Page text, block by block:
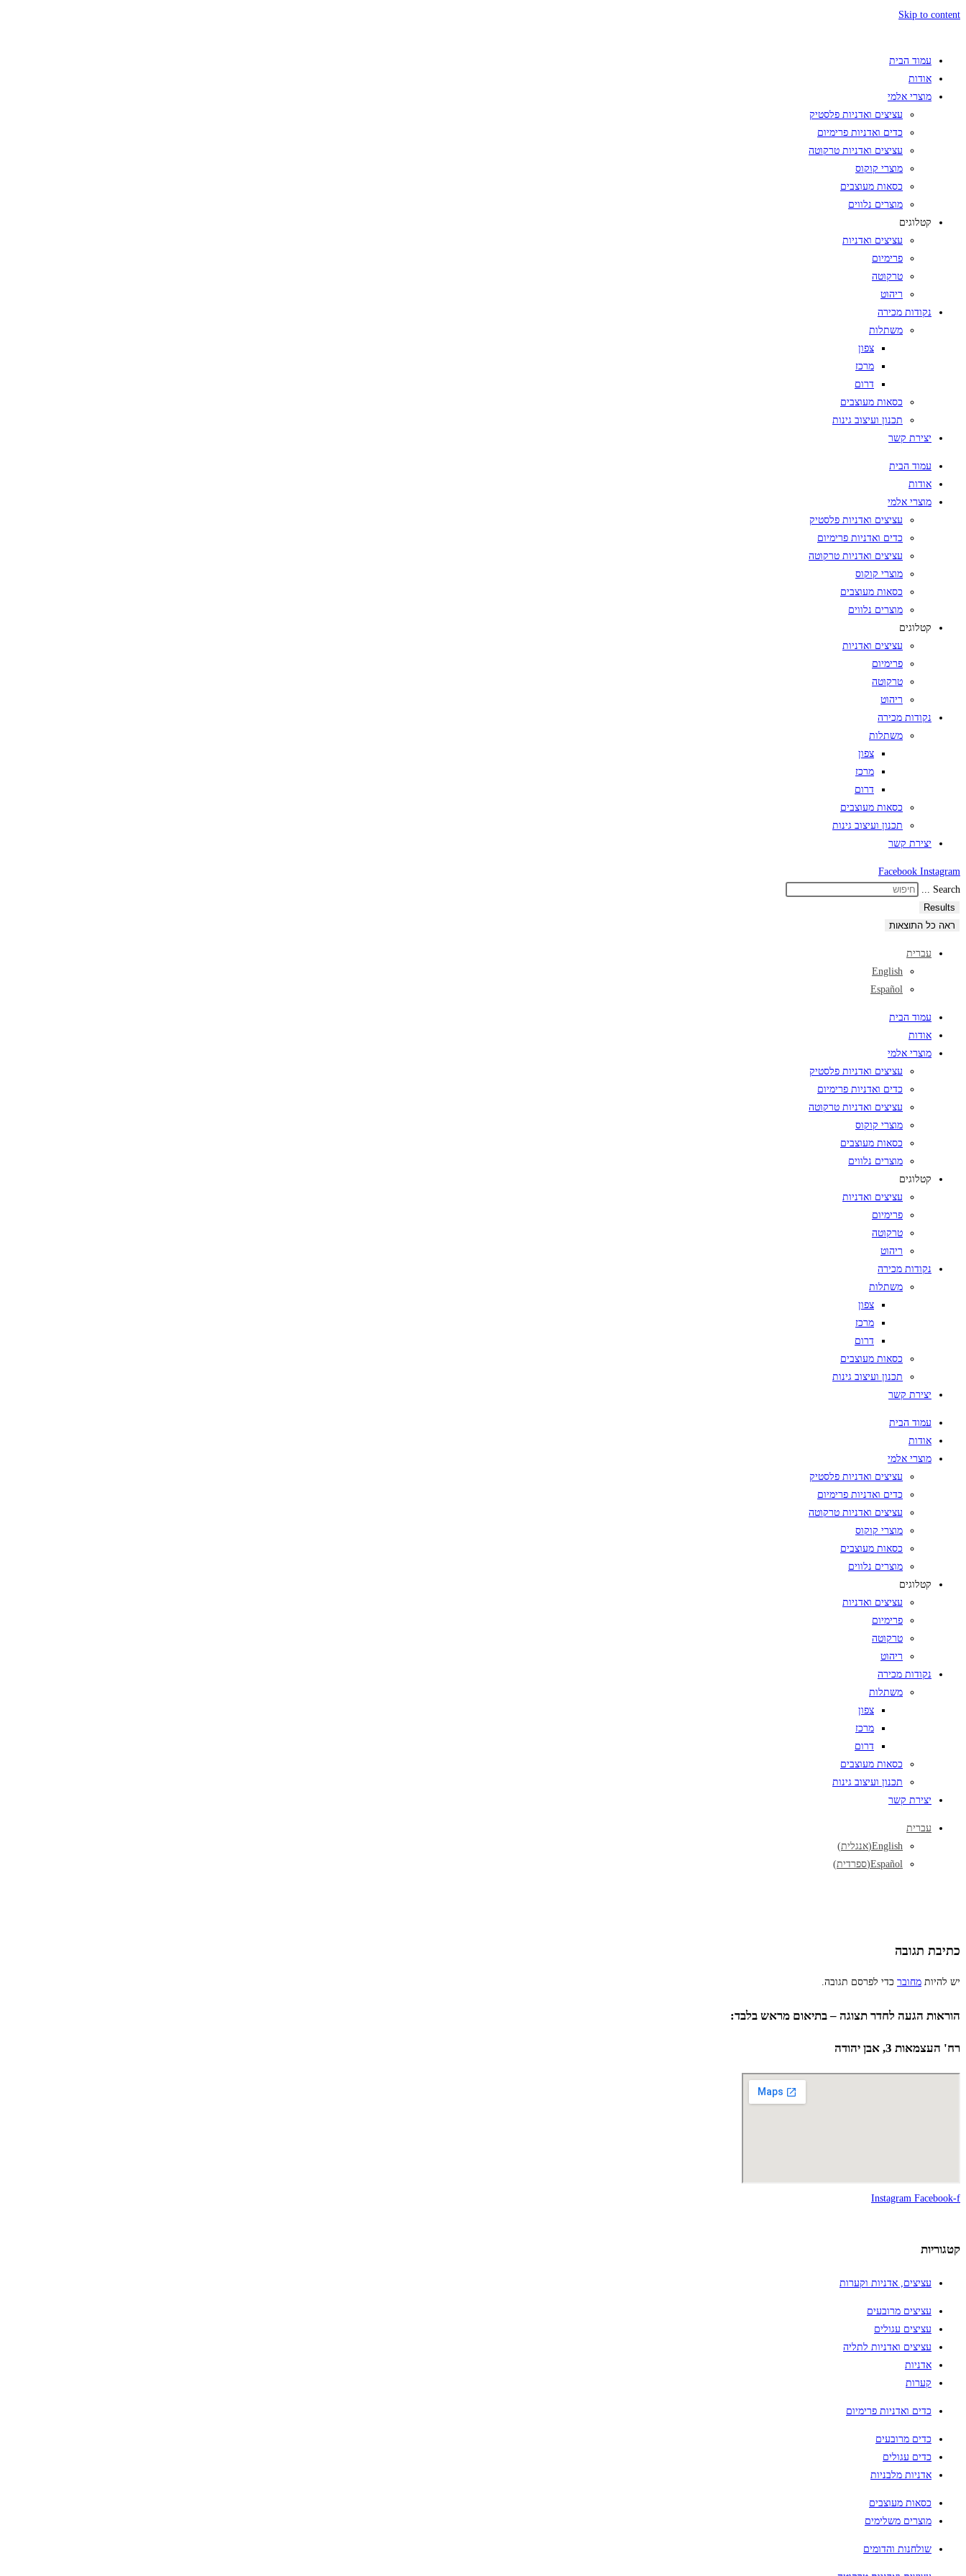
Skip to content
עמוד הבית
אודות
מוצרי אלמי
עציצים ואדניות פלסטיק
כדים ואדניות פרימיום
עציצים ואדניות טרקוטה
מוצרי קוקוס
כסאות מעוצבים
מוצרים נלווים
קטלוגים
עציצים ואדניות
פרימיום
טרקוטה
ריהוט
נקודות מכירה
משתלות
צפון
מרכז
דרום
כסאות מעוצבים
תכנון ועיצוב גינות
יצירת קשר
עמוד הבית
אודות
מוצרי אלמי
עציצים ואדניות פלסטיק
כדים ואדניות פרימיום
עציצים ואדניות טרקוטה
מוצרי קוקוס
כסאות מעוצבים
מוצרים נלווים
קטלוגים
עציצים ואדניות
פרימיום
טרקוטה
ריהוט
נקודות מכירה
משתלות
צפון
מרכז
דרום
כסאות מעוצבים
תכנון ועיצוב גינות
יצירת קשר
Facebook Instagram
Search ...
Results
ראה כל התוצאות
עברית
English
Español
עמוד הבית
אודות
מוצרי אלמי
עציצים ואדניות פלסטיק
כדים ואדניות פרימיום
עציצים ואדניות טרקוטה
מוצרי קוקוס
כסאות מעוצבים
מוצרים נלווים
קטלוגים
עציצים ואדניות
פרימיום
טרקוטה
ריהוט
נקודות מכירה
משתלות
צפון
מרכז
דרום
כסאות מעוצבים
תכנון ועיצוב גינות
יצירת קשר
עמוד הבית
אודות
מוצרי אלמי
עציצים ואדניות פלסטיק
כדים ואדניות פרימיום
עציצים ואדניות טרקוטה
מוצרי קוקוס
כסאות מעוצבים
מוצרים נלווים
קטלוגים
עציצים ואדניות
פרימיום
טרקוטה
ריהוט
נקודות מכירה
משתלות
צפון
מרכז
דרום
כסאות מעוצבים
תכנון ועיצוב גינות
יצירת קשר
עברית
English
(אנגלית)
Español
(ספרדית)
כתיבת תגובה
יש להיות מחובר כדי לפרסם תגובה.
הוראות הגעה לחדר תצוגה – בתיאום מראש בלבד:
רח' העצמאות 3, אבן יהודה
Instagram Facebook-f
קטגוריות
עציצים, אדניות וקערות
עציצים מרובעים
עציצים עגולים
עציצים ואדניות לתליה
אדניות
קערות
כדים ואדניות פרימיום
כדים מרובעים
כדים עגולים
אדניות מלבניות
כסאות מעוצבים
מוצרים משלימים
שולחנות והדומים